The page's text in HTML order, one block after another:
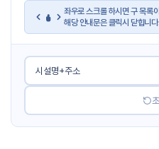
좌우로 스크롤 하시면 구 목록
해당 안내문은 클릭시 닫힙니